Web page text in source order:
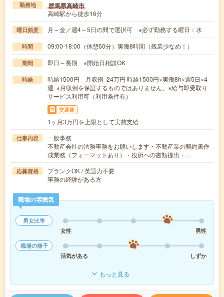
勤務地 群馬県高崎市
高崎駅から徒歩16分
曜日頻度 月～金／週4～5日の間で選択可 ※必ず勤務する曜日：水
時間 09:00-18:00（休憩60分）実働8時間（残業少なめ！）
期間 即日～長期 ※開始日相談OK
時給
時給1500円 月収例 24万円 時給1500円×実働8h×週5日×4
週 ※月収例を保証するものではありません。※給与即受取り
サービス利用可（利用条件有）
交通費
1ヶ月3万円を上限として実費支給
仕事内容
一般事務
不動産会社の法務事務をお願いします・不動産業の契約書作
成業務（フォーマットあり）・役所への書類提出・…
応募資格
ブランクOK / 英語力不要
事務の経験がある方
職場の雰囲気
男女比率
女性
男性
職場の様子
活気がある
しずか
もっと見る